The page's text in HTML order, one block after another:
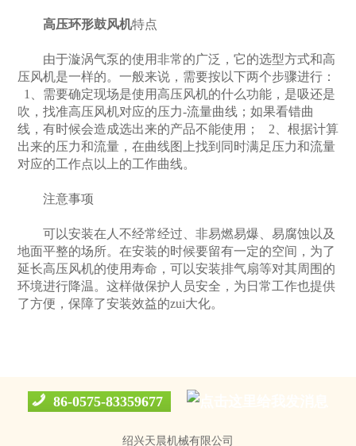
高压环形鼓风机特点
由于漩涡气泵的使用非常的广泛，它的选型方式和高
压风机是一样的。一般来说，需要按以下两个步骤进行：
1、需要确定现场是使用高压风机的什么功能，是吸还是
吹，找准高压风机对应的压力-流量曲线；如果看错曲
线，有时候会造成选出来的产品不能使用； 2、根据计算
出来的压力和流量，在曲线图上找到同时满足压力和流量
对应的工作点以上的工作曲线。
注意事项
可以安装在人不经常经过、非易燃易爆、易腐蚀以及
地面平整的场所。在安装的时候要留有一定的空间，为了
延长高压风机的使用寿命，可以安装排气扇等对其周围的
环境进行降温。这样做保护人员安全，为日常工作也提供
了方便，保障了安装效益的zui大化。
86-0575-83359677
绍兴天晨机械有限公司